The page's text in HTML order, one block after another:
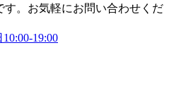
。お気軽にお問い合わせくだ
19:00